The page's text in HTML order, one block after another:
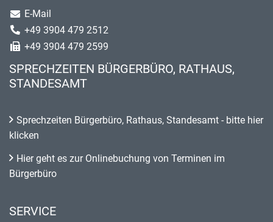
E-Mail
+49 3904 479 2512
+49 3904 479 2599
SPRECHZEITEN BÜRGERBÜRO, RATHAUS,
STANDESAMT
Sprechzeiten Bürgerbüro, Rathaus, Standesamt - bitte hier
klicken
Hier geht es zur Onlinebuchung von Terminen im
Bürgerbüro
SERVICE